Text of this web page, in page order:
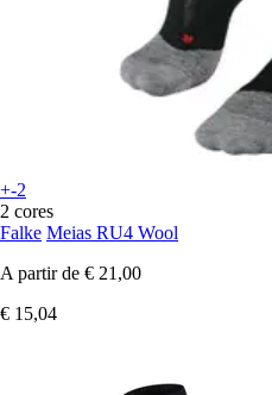
+-2
2 cores
Falke Meias RU4 Wool
A partir de € 21,00
€ 15,04